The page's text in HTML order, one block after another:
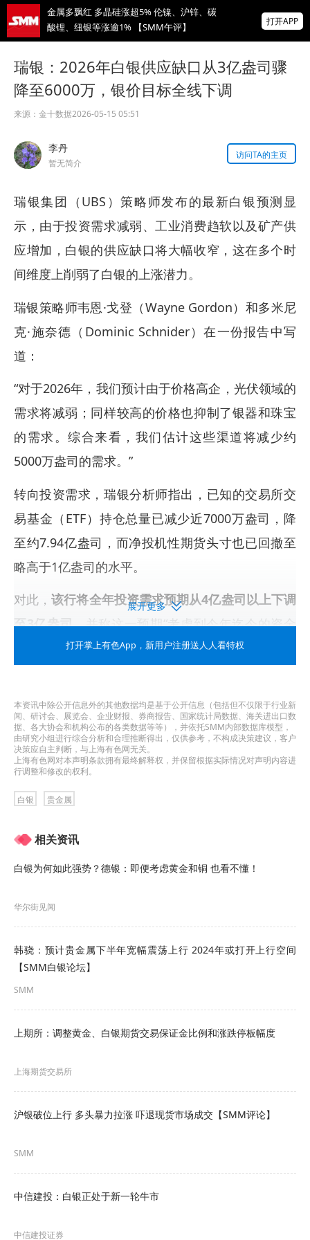
金属多飘红 多晶硅涨超5% 伦镍、沪锌、碳
酸锂、纽银等涨逾1% 【SMM午评】
口量同比减少1.8%
成都10万吨/年新能源动力电池回收项目一期
启动招标计划
为有色行业打造的神器
打开APP
瑞银：2026年白银供应缺口从3亿盎司骤
降至6000万，银价目标全线下调
来源： 金十数据2026-05-15 05:51
李丹
暂无简介
访问TA的主页
瑞银集团（UBS）策略师发布的最新白银预测显
示，由于投资需求减弱、工业消费趋软以及矿产供
应增加，白银的供应缺口将大幅收窄，这在多个时
间维度上削弱了白银的上涨潜力。
瑞银策略师韦恩·戈登（Wayne Gordon）和多米尼
克·施奈德（Dominic Schnider）在一份报告中写
道：
“对于2026年，我们预计由于价格高企，光伏领域的
需求将减弱；同样较高的价格也抑制了银器和珠宝
的需求。综合来看，我们估计这些渠道将减少约
5000万盎司的需求。”
转向投资需求，瑞银分析师指出，已知的交易所交
易基金（ETF）持仓总量已减少近7000万盎司，降
至约7.94亿盎司，而净投机性期货头寸也已回撤至
略高于1亿盎司的水平。
对此，该行将全年投资需求预期从4亿盎司以上下调
至3亿盎司，并称这一预期“考虑到今年迄今的资金
流出，仍算慷慨”。
盎司85美元，低于此前预测的100美元。9月份的目
标价也从95美元下调至85美元，年底目标价从85美
元下调至80美元，2027年3月的预测从85美元下调
至75美元。
此次调整是基于对市场整体供需失衡状况的重新评
估。瑞银现在预计，
“与较小的供应缺口相一致，我们下调了所有预测时
计白银价格将大致呈现横盘整理。”
瑞银指出，黄金是稳定
的锚定。”并指出近期黄金与白银价格之间的相关性
有所增强。
的区间靠拢。
展开更多
打开掌上有色App ，新用户注册送人人看特权
本资讯中除公开信息外的其他数据均是基于公开信息（包括但不仅限于行业新
闻、研讨会、展览会、企业财报、券商报告、国家统计局数据、海关进出口数
据、各大协会和机构公布的各类数据等等），并依托SMM内部数据库模型，
由研究小组进行综合分析和合理推断得出，仅供参考，不构成决策建议，客户
决策应自主判断，与上海有色网无关。
上海有色网对本声明条款拥有最终解释权，并保留根据实际情况对声明内容进
行调整和修改的权利。
白银 贵金属
相关资讯
白银为何如此强势？德银：即便考虑黄金和铜 也看不懂！
华尔街见闻
韩骁：预计贵金属下半年宽幅震荡上行 2024年或打开上行空间
【SMM白银论坛】
SMM
上期所：调整黄金、白银期货交易保证金比例和涨跌停板幅度
上海期货交易所
沪银破位上行 多头暴力拉涨 吓退现货市场成交【SMM评论】
SMM
中信建投：白银正处于新一轮牛市
中信建投证券